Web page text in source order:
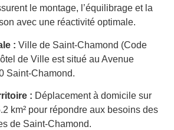
le montage, l’équilibrage et la
avec une réactivité optimale.
: Ville de Saint-Chamond (Code
de Ville est situé au Avenue
Saint-Chamond.
: Déplacement à domicile sur
km² pour répondre aux besoins des
de Saint-Chamond.